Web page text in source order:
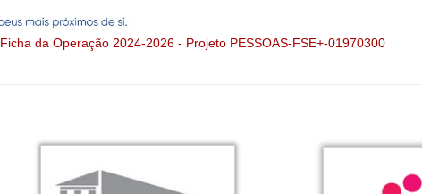
Ficha da Operação 2024-2026 - Projeto PESSOAS-FSE+-01970300